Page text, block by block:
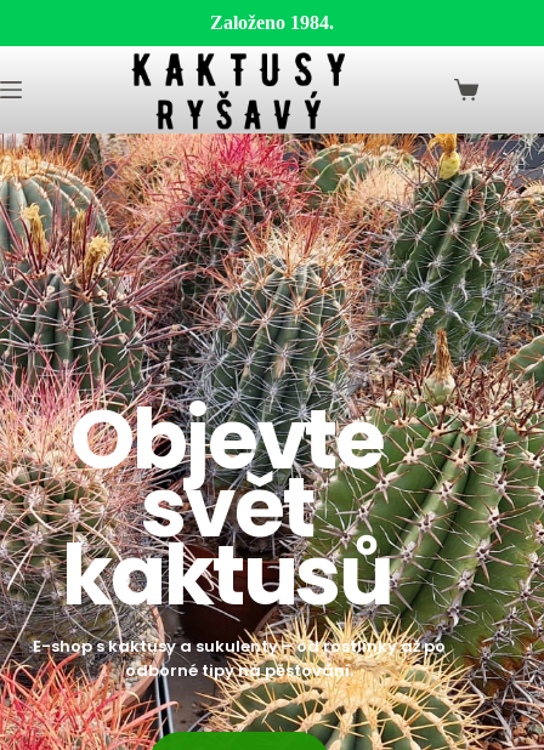
Založeno 1984.
Objevte
svět
kaktusů
E-shop s kaktusy a sukulenty – od rostlinky až po
odborné tipy na pěstování.